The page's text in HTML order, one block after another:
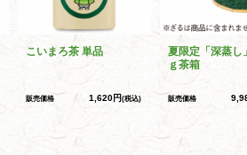
こいまろ茶 単品
販売価格 1,620円(税込)
夏限定「深蒸し
ｇ茶箱
販売価格